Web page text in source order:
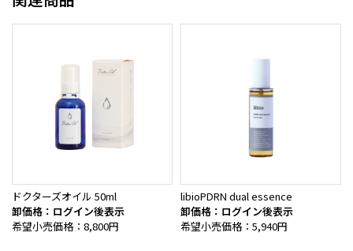
ドクターズオイル 50ml
卸価格：ログイン後表示
希望小売価格：8,800円
libioPDRN dual essence
卸価格：ログイン後表示
希望小売価格：5,940円